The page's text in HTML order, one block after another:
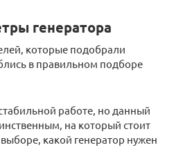
генератора
которые подобрали
в правильном подборе
работе, но данный
на который стоит
какой генератор нужен